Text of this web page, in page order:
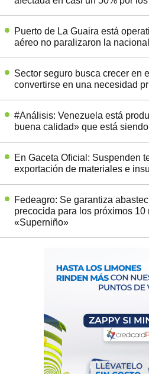
Puerto de La Guaira está
aéreo no paralizaron la
Sector seguro busca crecer en
convertirse en una necesidad
#Análisis: Venezuela está
buena calidad» que está
En Gaceta Oficial: Suspenden
exportación de materiales e
Fedeagro: Se garantiza
precocida para los próximos 10
«Superniño»